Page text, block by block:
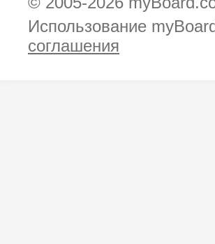
Использование
соглашения